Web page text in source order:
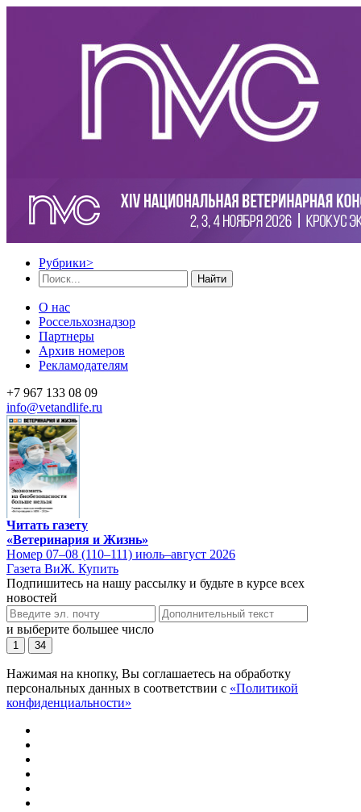
Рубрики>
Найти
О нас
Россельхознадзор
Партнеры
Архив номеров
Рекламодателям
+7 967 133 08 09
info@vetandlife.ru
Читать газету
«Ветеринария и Жизнь»
Номер 07–08 (110–111) июль–август 2026
Газета ВиЖ. Купить
Подпишитесь на нашу рассылку и будьте в курсе всех
новостей
и выберите большее число
1 34
Нажимая на кнопку, Вы соглашаетесь на обработку
персональных данных в соответствии с «Политикой
конфиденциальности»